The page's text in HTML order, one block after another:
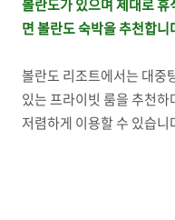
볼란도가 있으며 제대로
면 볼란도 숙박을 추천합니
볼란도 리조트에서는 대중
있는 프라이빗 룸을 추천
저렴하게 이용할 수 있습니